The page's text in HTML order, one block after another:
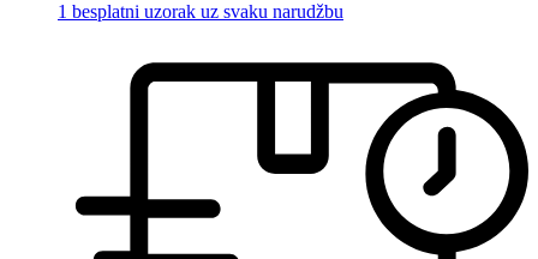
1 besplatni uzorak uz svaku narudžbu